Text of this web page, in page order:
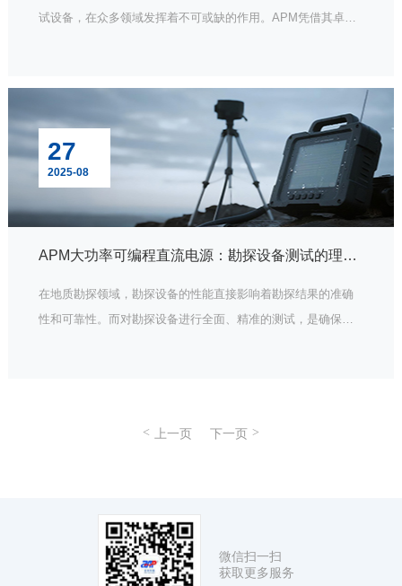
试设备，在众多领域发挥着不可或缺的作用。APM凭借其卓越
27
2025-08
APM大功率可编程直流电源：勘探设备测试的理想伙伴
在地质勘探领域，勘探设备的性能直接影响着勘探结果的准确
性和可靠性。而对勘探设备进行全面、精准的测试，是确保其
上一页 下一页
微信扫一扫
获取更多服务